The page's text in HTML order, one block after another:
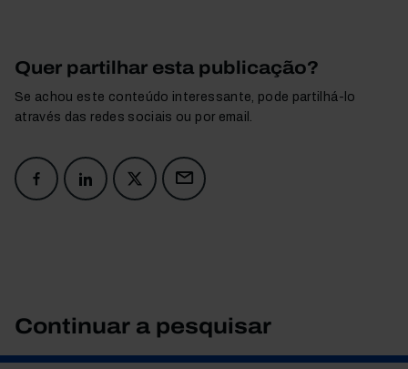
Quer partilhar esta publicação?
Se achou este conteúdo interessante, pode partilhá-lo
através das redes sociais ou por email.
Continuar a pesquisar